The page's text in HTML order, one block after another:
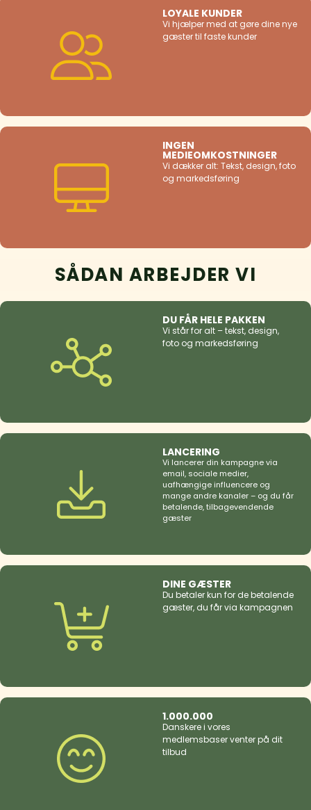
LOYALE KUNDER
Vi hjælper med at gøre dine nye
gæster til faste kunder
INGEN
MEDIEOMKOSTNINGER
Vi dækker alt: Tekst, design, foto
og markedsføring
SÅDAN ARBEJDER VI
DU FÅR HELE PAKKEN
Vi står for alt – tekst, design,
foto og markedsføring
LANCERING
Vi lancerer din kampagne via
email, sociale medier,
uafhængige influencere og
mange andre kanaler – og du får
betalende, tilbagevendende
gæster
DINE GÆSTER
Du betaler kun for de betalende
gæster, du får via kampagnen
1.000.000
Danskere i vores
medlemsbaser venter på dit
tilbud